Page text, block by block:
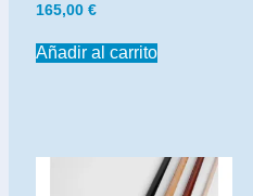
165,00 €
Añadir al carrito